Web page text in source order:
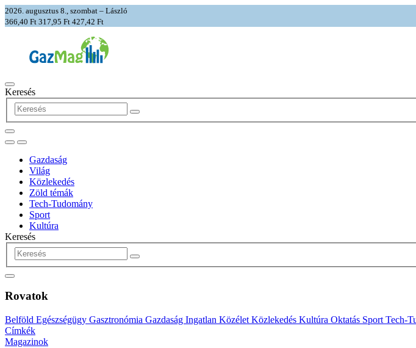
2026. augusztus 8., szombat – László
366,40 Ft 317,95 Ft 427,42 Ft
Keresés
Gazdaság
Világ
Közlekedés
Zöld témák
Tech-Tudomány
Sport
Kultúra
Keresés
Rovatok
Belföld Egészségügy Gasztronómia Gazdaság Ingatlan Közélet Közlekedés Kultúra Oktatás Sport Tech-
Címkék
Magazinok